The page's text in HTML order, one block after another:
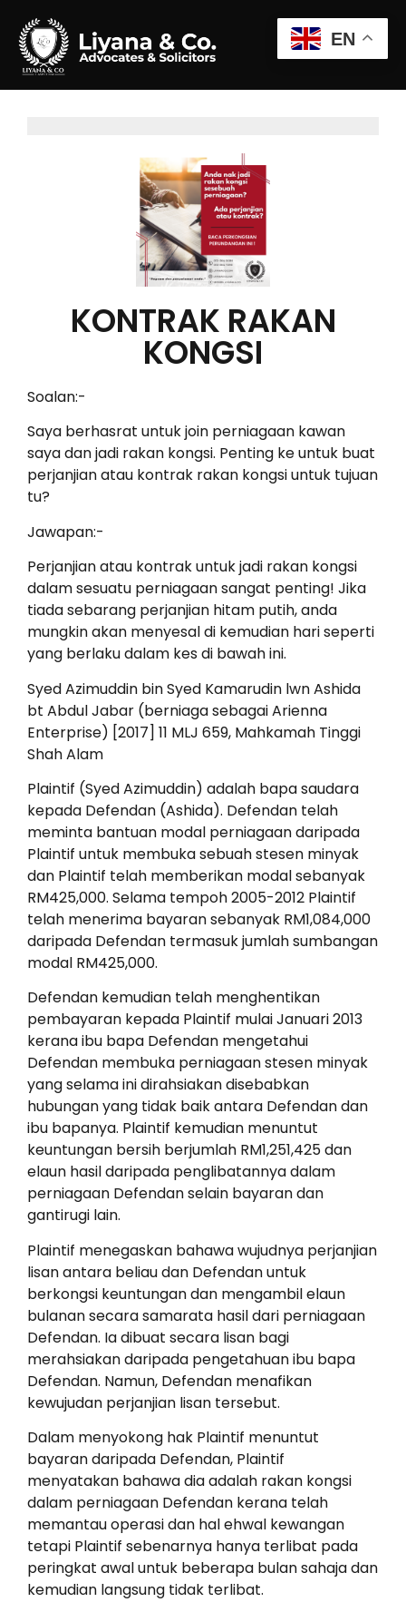
KONTRAK RAKAN
KONGSI
Soalan:-
Saya berhasrat untuk join perniagaan kawan
saya dan jadi rakan kongsi. Penting ke untuk buat
perjanjian atau kontrak rakan kongsi untuk tujuan
tu?
Jawapan:-
Perjanjian atau kontrak untuk jadi rakan kongsi
dalam sesuatu perniagaan sangat penting! Jika
tiada sebarang perjanjian hitam putih, anda
mungkin akan menyesal di kemudian hari seperti
yang berlaku dalam kes di bawah ini.
Syed Azimuddin bin Syed Kamarudin lwn Ashida
bt Abdul Jabar (berniaga sebagai Arienna
Enterprise) [2017] 11 MLJ 659, Mahkamah Tinggi
Shah Alam
Plaintif (Syed Azimuddin) adalah bapa saudara
kepada Defendan (Ashida). Defendan telah
meminta bantuan modal perniagaan daripada
Plaintif untuk membuka sebuah stesen minyak
dan Plaintif telah memberikan modal sebanyak
RM425,000. Selama tempoh 2005-2012 Plaintif
telah menerima bayaran sebanyak RM1,084,000
daripada Defendan termasuk jumlah sumbangan
modal RM425,000.
Defendan kemudian telah menghentikan
pembayaran kepada Plaintif mulai Januari 2013
kerana ibu bapa Defendan mengetahui
Defendan membuka perniagaan stesen minyak
yang selama ini dirahsiakan disebabkan
hubungan yang tidak baik antara Defendan dan
ibu bapanya. Plaintif kemudian menuntut
keuntungan bersih berjumlah RM1,251,425 dan
elaun hasil daripada penglibatannya dalam
perniagaan Defendan selain bayaran dan
gantirugi lain.
Plaintif menegaskan bahawa wujudnya perjanjian
lisan antara beliau dan Defendan untuk
berkongsi keuntungan dan mengambil elaun
bulanan secara samarata hasil dari perniagaan
Defendan. Ia dibuat secara lisan bagi
merahsiakan daripada pengetahuan ibu bapa
Defendan. Namun, Defendan menafikan
kewujudan perjanjian lisan tersebut.
Dalam menyokong hak Plaintif menuntut
bayaran daripada Defendan, Plaintif
menyatakan bahawa dia adalah rakan kongsi
dalam perniagaan Defendan kerana telah
memantau operasi dan hal ehwal kewangan
tetapi Plaintif sebenarnya hanya terlibat pada
peringkat awal untuk beberapa bulan sahaja dan
kemudian langsung tidak terlibat.
EN